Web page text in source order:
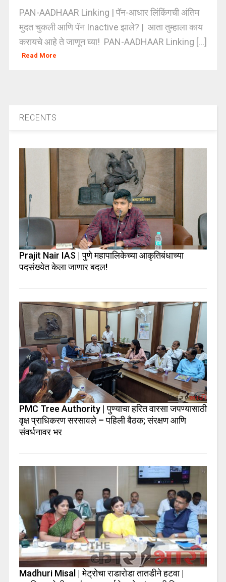
PAN-AADHAAR Linking | पॅन-आधार लिंकिंगची अंतिम
मुदत चुकली आणि पॅन Inactive झाले? | आता तुम्हाला काय
करायचे आहे ते जाणून घ्या! PAN-AADHAAR Linking [...]
Read More
RECENTS
Prajit Nair IAS | पुणे महापालिकेच्या आकृतिबंधाच्या
पदसंख्येत केला जाणार बदल!
PMC Tree Authority | पुण्याचा हरित वारसा जपण्यासाठी
वृक्ष प्राधिकरण सरसावले – पहिली बैठक; संरक्षण आणि
संवर्धनावर भर
Madhuri Misal | मेट्रोचा राडारोडा तातडीने हटवा |